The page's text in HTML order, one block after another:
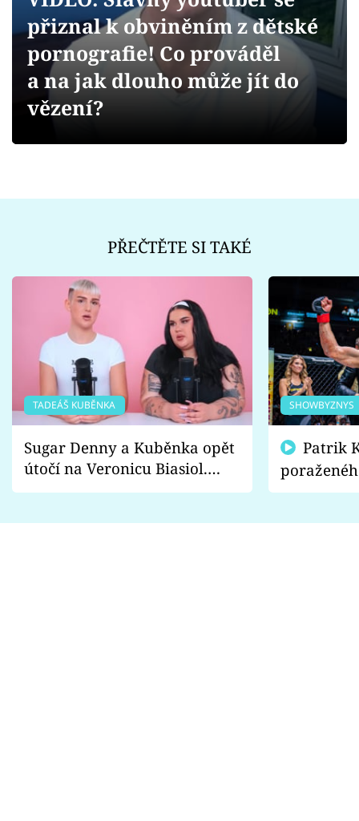
Videa
Sledujte prima+
přiznal k obviněním z dětské
pornografie! Co prováděl
a na jak dlouho může jít do
vězení?
PŘEČTĚTE SI TAKÉ
TADEÁŠ KUBĚNKA
Sugar Denny a Kuběnka opět
útočí na Veronicu Biasiol.
Proč je podle nich falešná a
SHOWBYZNYS
fanoušci